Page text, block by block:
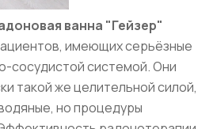
ванна "Гейзер"
имеющих серьёзные
сосудистой системой. Они
такой же целительной силой,
но процедуры